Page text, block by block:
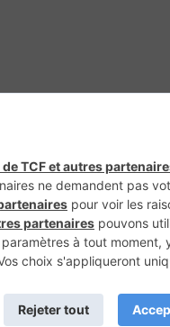
Génération Sans Permis VTTAE.fr